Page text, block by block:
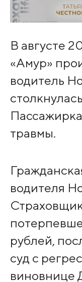
В августе
«Амур»
водитель
травмы.
водителя
рублей,
суд с
виновнице